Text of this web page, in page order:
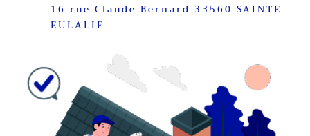
16 rue Claude Bernard 33560 SAINTE-
EULALIE